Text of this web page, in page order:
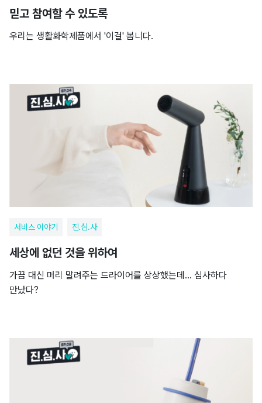
믿고 참여할 수 있도록
우리는 생활화학제품에서 '이걸' 봅니다.
서비스 이야기 진.심.사
세상에 없던 것을 위하여
가끔 대신 머리 말려주는 드라이어를 상상했는데… 심사하다
만났다?